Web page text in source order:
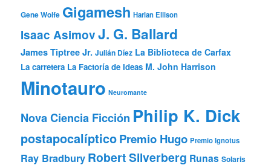
Gene Wolfe Gigamesh Harlan Ellison
Isaac AsimovJ. G. Ballard
James Tiptree Jr. Julián Díez La Biblioteca de Carfax
La carretera La Factoría de Ideas M. John Harrison
Minotauro Neuromante
Nova Ciencia Ficción Philip K. Dick
postapocalípticoPremio Hugo Premio Ignotus
Ray Bradbury Robert Silverberg Runas Solaris